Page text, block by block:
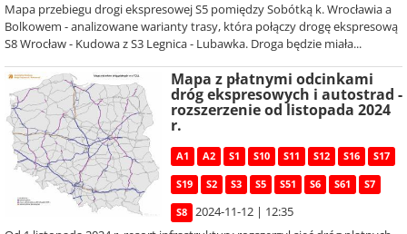
Mapa przebiegu drogi ekspresowej S5 pomiędzy Sobótką k. Wrocławia a
Bolkowem - analizowane warianty trasy, która połączy drogę ekspresową
S8 Wrocław - Kudowa z S3 Legnica - Lubawka. Droga będzie miała...
Mapa z płatnymi odcinkami
dróg ekspresowych i autostrad -
rozszerzenie od listopada 2024
r.
A1 A2 S1 S10 S11 S12 S16 S17
S19 S2 S3 S5 S51 S6 S61 S7
S8
2024-11-12 | 12:35